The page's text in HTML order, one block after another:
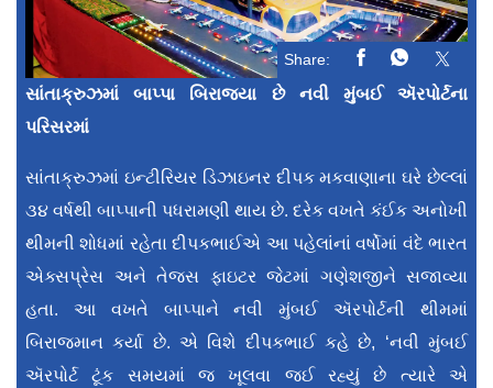
Share:
સાંતાક્રુઝમાં બાપ્પા બિરાજ્યા છે નવી મુંબઈ ઍરપોર્ટના
પરિસરમાં
સાંતાક્રુઝમાં ઇન્ટીરિયર ડિઝાઇનર દીપક મકવાણાના ઘરે છેલ્લાં
૩૪ વર્ષથી બાપ્પાની પધરામણી થાય છે. દરેક વખતે કંઈક અનોખી
થીમ‌ની શોધમાં રહેતા દીપકભાઈએ આ પહેલાંનાં વર્ષોમાં વંદે ભારત
એક્સપ્રેસ અને તેજસ ફાઇટર જેટમાં ગણેશજીને સજાવ્યા
હતા. આ વખતે બાપ્પાને નવી મુંબઈ ઍરપોર્ટની થીમમાં
બિરાજમાન કર્યા છે. એ વિશે દીપકભાઈ કહે છે, ‘નવી મુંબઈ
ઍરપોર્ટ ટૂંક સમયમાં જ ખૂલવા જઈ રહ્યું છે ત્યારે એ